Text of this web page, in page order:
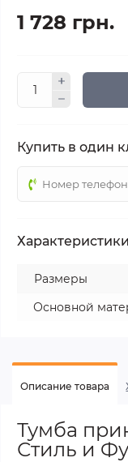
1 728 грн.
Купить в один
Размеры
Основной
Описание товара
Тумба
Стиль и